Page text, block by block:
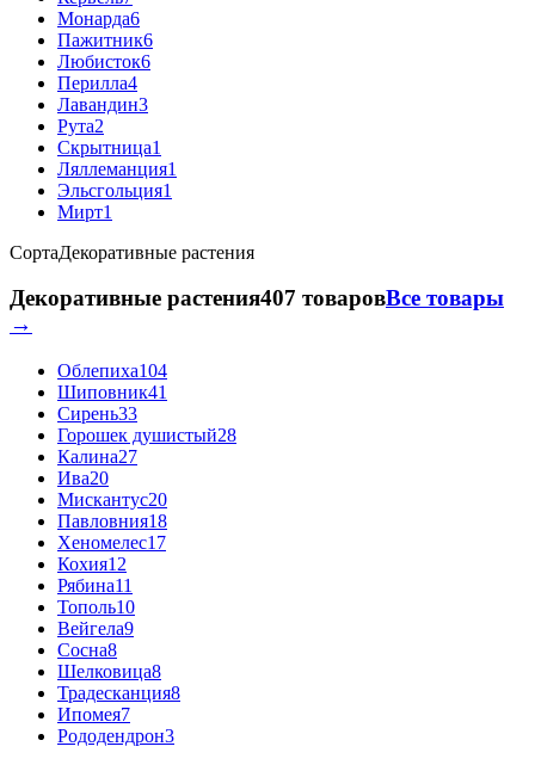
Монарда6
Пажитник6
Любисток6
Перилла4
Лавандин3
Рута2
Скрытница1
Ляллеманция1
Эльсгольция1
Мирт1
СортаДекоративные растения
Декоративные растения407 товаровВсе товары
→
Облепиха104
Шиповник41
Сирень33
Горошек душистый28
Калина27
Ива20
Мискантус20
Павловния18
Хеномелес17
Кохия12
Рябина11
Тополь10
Вейгела9
Сосна8
Шелковица8
Традесканция8
Ипомея7
Рододендрон3